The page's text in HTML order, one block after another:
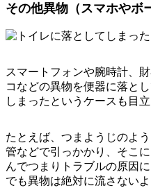
その他異物（スマホやボ
スマートフォンや腕時計、
コなどの異物を便器に落と
しまったというケースも目立
たとえば、つまようじのよ
管などで引っかかり、そこ
んでつまりトラブルの原因
でも異物は絶対に流さない